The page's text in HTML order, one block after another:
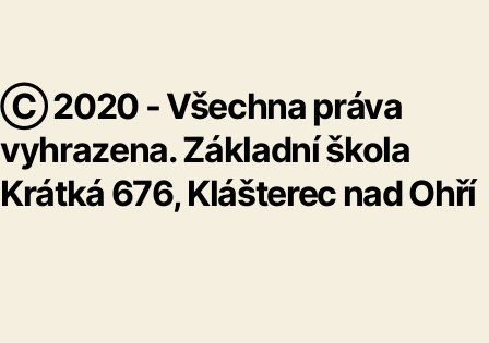
Ⓒ 2020 - Všechna práva
vyhrazena. Základní škola
Krátká 676, Klášterec nad Ohří